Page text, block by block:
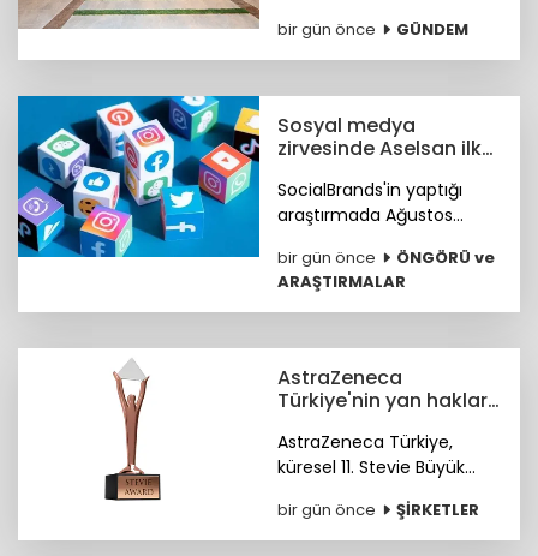
depremlerinin ardından
yeniden inşa edilen yeni
törenle hizmete açıldı.
bir gün önce GÜNDEM
Sosyal medya
zirvesinde Aselsan ilk
SocialBrands'in yaptığı
araştırmada Ağustos
üçü Aselsan, MKE ve tabii
oldu.
bir gün önce
ÖNGÖRÜ ve
ARAŞTIRMALAR
AstraZeneca
Türkiye'nin yan haklar
uluslararası ödül
AstraZeneca Türkiye,
küresel 11. Stevie Büyük
Bronz Stevie Ödülü'nün
sahibi oldu. Ödüller 28
bir gün önce ŞİRKETLER